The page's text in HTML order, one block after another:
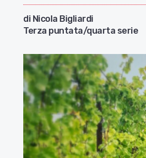
di Nicola Bigliardi
Terza puntata/quarta serie